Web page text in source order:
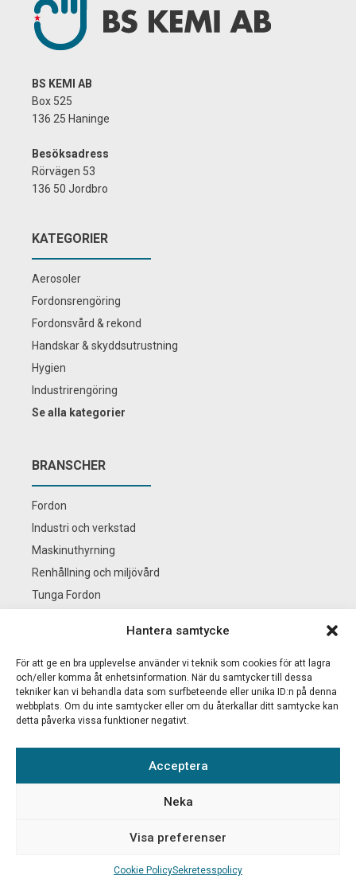
Hantera samtycke
För att ge en bra upplevelse använder vi teknik som cookies för att lagra
och/eller komma åt enhetsinformation. När du samtycker till dessa
tekniker kan vi behandla data som surfbeteende eller unika ID:n på denna
webbplats. Om du inte samtycker eller om du återkallar ditt samtycke kan
detta påverka vissa funktioner negativt.
Acceptera
Neka
Visa preferenser
Cookie PolicySekretesspolicy
BS KEMI AB
Box 525
136 25 Haninge
Besöksadress
Rörvägen 53
136 50 Jordbro
KATEGORIER
Aerosoler
Fordonsrengöring
Fordonsvård & rekond
Handskar & skyddsutrustning
Hygien
Industrirengöring
Se alla kategorier
BRANSCHER
Fordon
Industri och verkstad
Maskinuthyrning
Renhållning och miljövård
Tunga Fordon
BS KEMI
Nyheter
Logga in
pris